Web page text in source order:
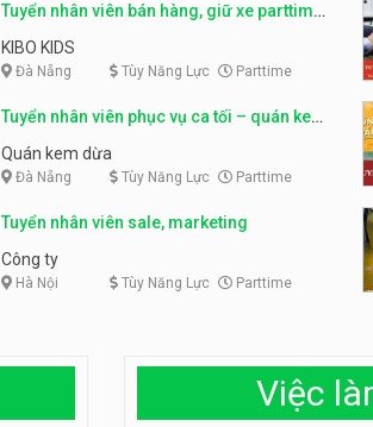
Tuyển nhân viên bán hàng, giữ xe parttime
– Kibo Kid
KIBO KIDS
Đà Nẵng Tùy Năng Lực Parttime
Tuyển nhân viên phục vụ ca tối – quán kem
dừa
Quán kem dừa
Đà Nẵng Tùy Năng Lực Parttime
Tuyển nhân viên sale, marketing
Công ty
Hà Nội Tùy Năng Lực Parttime
Việc